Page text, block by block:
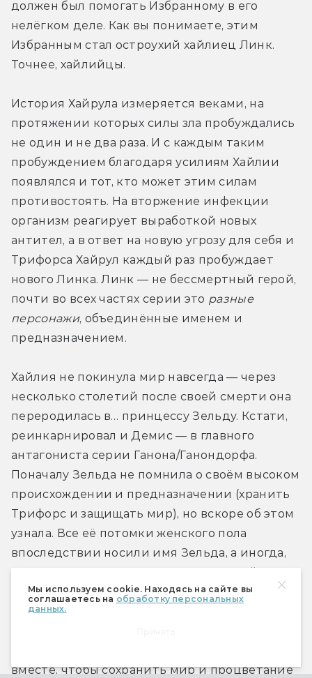
Мы используем cookie. Находясь на сайте вы
соглашаетесь на обработку персональных
данных.
должен был помогать Избранному в его
нелёгком деле. Как вы понимаете, этим
Избранным стал остроухий хайлиец Линк.
Точнее, хайлийцы.
История Хайрула измеряется веками, на
протяжении которых силы зла пробуждались
не один и не два раза. И с каждым таким
пробуждением благодаря усилиям Хайлии
появлялся и тот, кто может этим силам
противостоять. На вторжение инфекции
организм реагирует выработкой новых
антител, а в ответ на новую угрозу для себя и
Трифорса Хайрул каждый раз пробуждает
нового Линка. Линк — не бессмертный герой,
почти во всех частях серии это разные
персонажи, объединённые именем и
предназначением.
Хайлия не покинула мир навсегда — через
несколько столетий после своей смерти она
переродилась в… принцессу Зельду. Кстати,
реинкарнировал и Демис — в главного
антагониста серии Ганона/Ганондорфа.
Поначалу Зельда не помнила о своём высоком
происхождении и предназначении (хранить
Трифорс и защищать мир), но вскоре об этом
узнала. Все её потомки женского пола
впоследствии носили имя Зельда, а иногда,
реинкарнацией Хайлии. Таким образом,
вместе, чтобы сохранить мир и процветание